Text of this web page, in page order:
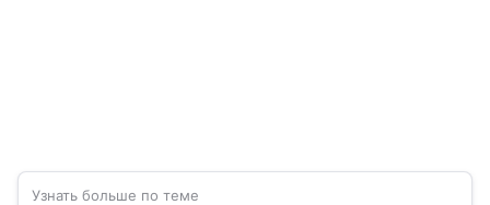
Узнать больше по теме